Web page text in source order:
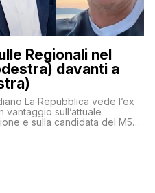
Regionali nel
davanti a
La Repubblica vede l’ex
vantaggio sull’attuale
e sulla candidata del M5S